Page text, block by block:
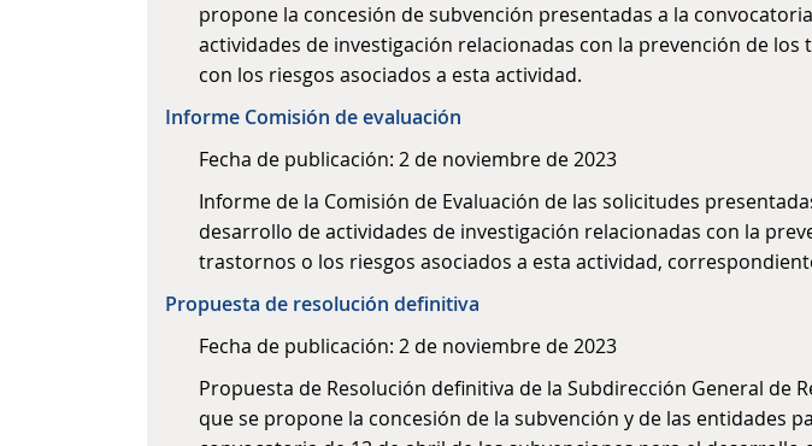
propone la concesión de subvención presentadas a la
actividades de investigación relacionadas con la prevención de
con los riesgos asociados a esta actividad.
Informe Comisión de evaluación
Fecha de publicación: 2 de noviembre de 2023
Informe de la Comisión de Evaluación de las solicitudes
desarrollo de actividades de investigación relacionadas con la
trastornos o los riesgos asociados a esta actividad,
Propuesta de resolución definitiva
Fecha de publicación: 2 de noviembre de 2023
Propuesta de Resolución definitiva de la Subdirección General de
que se propone la concesión de la subvención y de las entidades